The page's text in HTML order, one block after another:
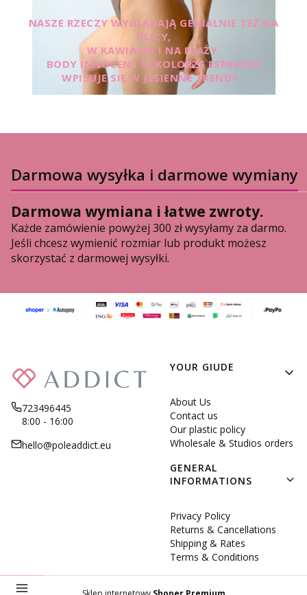
NASZE RZECZY WYGLĄDAJĄ GENIALNIE TEŻ NA
ULICY,
W KAWIARNI I NA PLAŻY.
BODY INNOCENT W KOLORZE ESPRESSO
WPISUJE SIĘ W JESIENNE TRENDY.
Darmowa wysyłka i darmowe wymiany
Darmowa wymiana i łatwe zwroty.
Każde zamówienie powyżej 300 zł wysyłamy za darmo.
Jeśli chcesz wymienić rozmiar lub produkt możesz
skorzystać z darmowej wysyłki.
723496445
8:00 - 16:00
hello@poleaddict.eu
Footer menu
YOUR GIUDE
About Us
Contact us
Our plastic policy
Wholesale & Studios orders
GENERAL
INFORMATIONS
Privacy Policy
Returns & Cancellations
Shipping & Rates
Terms & Conditions